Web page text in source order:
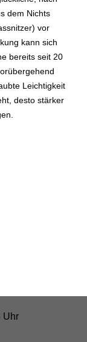
August, bleibt
Morgen
Uhr
dem Nichts
vor
kann sich
bereits seit 20
Leichtigkeit
desto stärker